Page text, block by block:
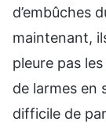
d’embûches
maintenant,
pleure pas
de larmes en
difficile de